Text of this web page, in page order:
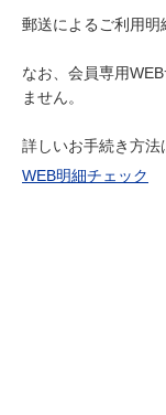
郵送によるご利用
なお、会員専用
ません。
詳しいお手続き方法
WEB明細チェック